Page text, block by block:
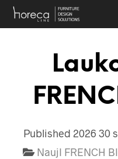
Published 2026 30
NaujI FRENCH